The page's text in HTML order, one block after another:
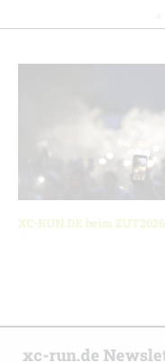
XC-RUN.DE beim
xc-run.de